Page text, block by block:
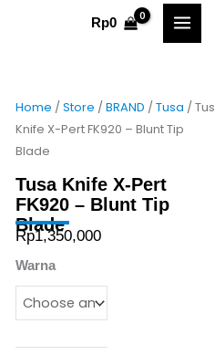
Rp0
Home /Store /BRAND /Tusa /
Knife X-Pert FK920 – Blunt Tip
Blade
Tusa Knife X-Pert
FK920 – Blunt Tip
Blade
Rp1,350,000
Warna
Tusa
Knife
X-